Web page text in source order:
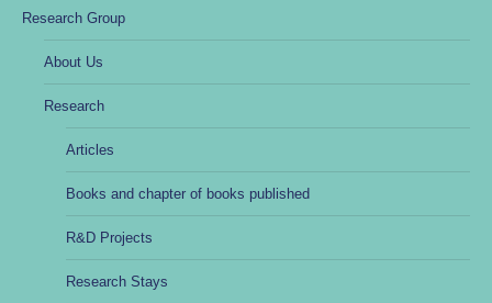
Research Group
About Us
Research
Articles
Books and chapter of books published
R&D Projects
Research Stays